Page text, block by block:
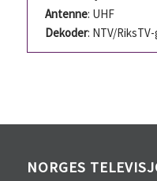
Antenne: UHF
Dekoder: NTV/
NORGES